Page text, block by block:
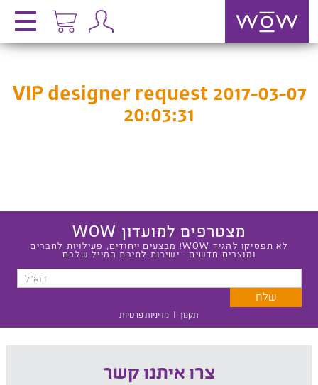
VIP designer request 2017-03-07
20:03:31
מצטרפים למועדון WOW
לא תפסיקו להגיד WOW! מבצעים ייחודים, פעילויות לחברים
ומוצרים חדשים - ישירות לתיבת המייל שלכם
תקנון | מדיניות פרטיות
צרו איתנו קשר